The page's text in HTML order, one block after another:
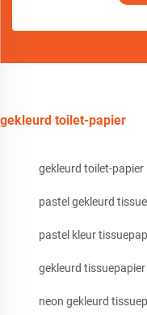
gekleurd toilet-papier
gekleurd toilet-papier
pastel gekleurd
pastel kleur
gekleurd
neon gekleurd